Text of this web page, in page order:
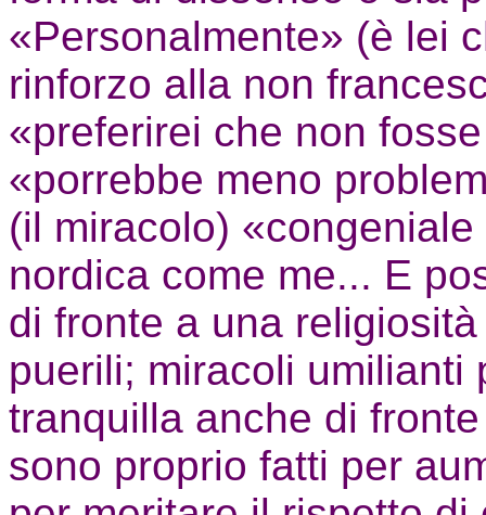
«Personalmente» (è lei
rinforzo alla non
«preferirei che non
«porrebbe meno
(il miracolo)
nordica come me... E
di fronte a una
puerili; miracoli umilianti
tranquilla anche di
sono proprio fatti per